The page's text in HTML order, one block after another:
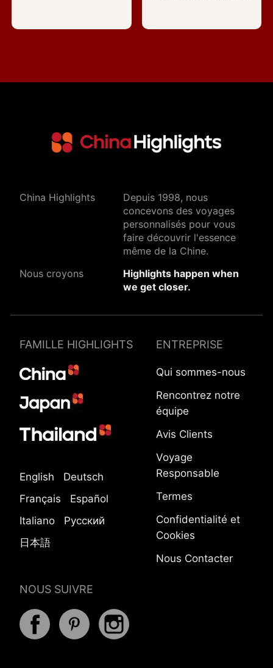
China Highlights
Depuis 1998, nous
concevons des voyages
personnalisés pour vous
faire découvrir l'essence
même de la Chine.
Nous croyons
Highlights happen when
we get closer.
FAMILLE HIGHLIGHTS
English
Deutsch
Français
Español
Italiano
Русский
日本語
NOUS SUIVRE
ENTREPRISE
Qui sommes-nous
Rencontrez notre
équipe
Avis Clients
Voyage
Responsable
Termes
Confidentialité et
Cookies
Nous Contacter